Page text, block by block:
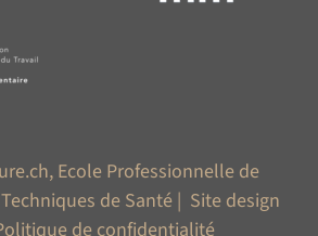
Ecole Professionnelle de
de Santé | Site design
de confidentialité